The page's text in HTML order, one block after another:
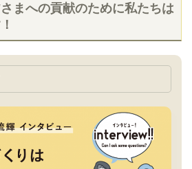
まへの貢献のために私たちは